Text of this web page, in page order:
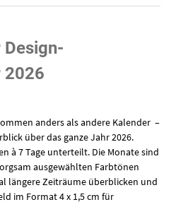
2026
anders als andere Kalender –
über das ganze Jahr 2026.
à 7 Tage unterteilt. Die Monate sind
ausgewählten Farbtönen
längere Zeiträume überblicken und
im Format 4 x 1,5 cm für